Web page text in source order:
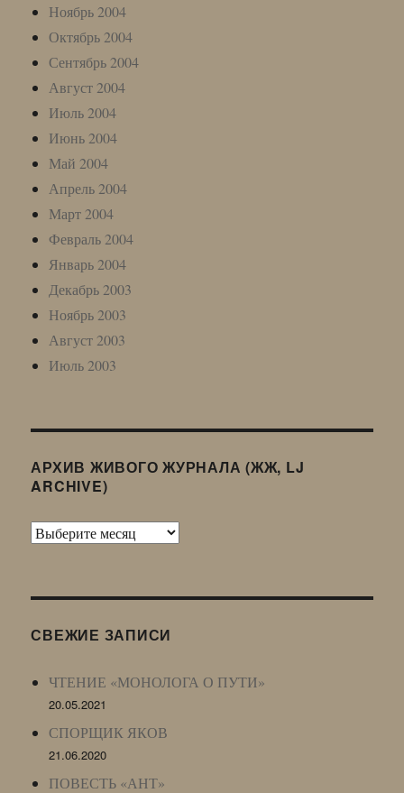
Ноябрь 2004
Октябрь 2004
Сентябрь 2004
Август 2004
Июль 2004
Июнь 2004
Май 2004
Апрель 2004
Март 2004
Февраль 2004
Январь 2004
Декабрь 2003
Ноябрь 2003
Август 2003
Июль 2003
АРХИВ ЖИВОГО ЖУРНАЛА (ЖЖ, LJ
ARCHIVE)
Архив
LJ
СВЕЖИЕ ЗАПИСИ
ЧТЕНИЕ «МОНОЛОГА О ПУТИ»
20.05.2021
СПОРЩИК ЯКОВ
21.06.2020
ПОВЕСТЬ «АНТ»